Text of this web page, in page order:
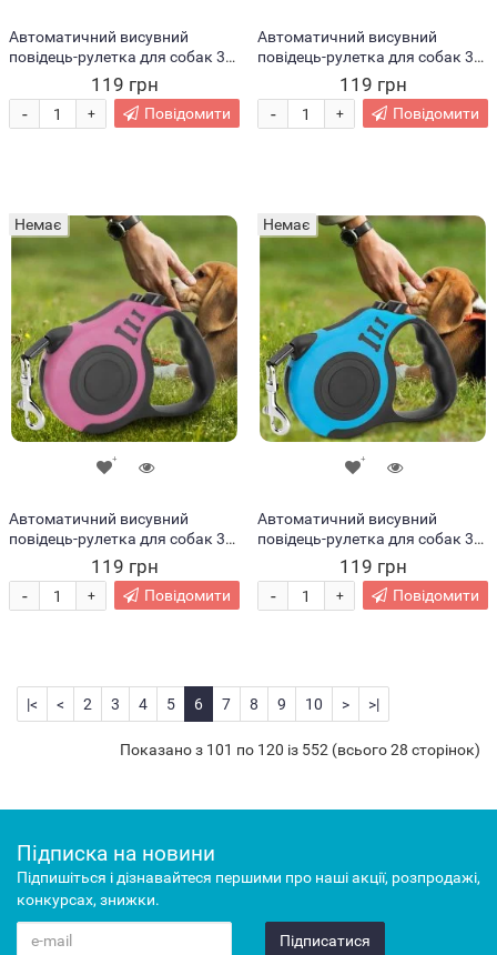
Автоматичний висувний
повідець-рулетка для собак 3м
Жовтий (205)119 грн
+
- Повідомити
Автоматичний висувний
повідець-рулетка для собак 3м
Зелений (205)119 грн
+
- Повідомити
Немає
Автоматичний висувний
повідець-рулетка для собак 3м
Рожевий (205)119 грн
+
- Повідомити
Немає
Автоматичний висувний
повідець-рулетка для собак 3м
119 грн
+
- Повідомити
|< < 2 3 4 5 6 7 8 9 10 > >|
Показано з 101 по 120 із 552 (всього 28 сторінок)
Підписка на новини
Підпишіться і дізнавайтеся першими про наші акції, розпродажі,
конкурсах, знижки.
Підписатися